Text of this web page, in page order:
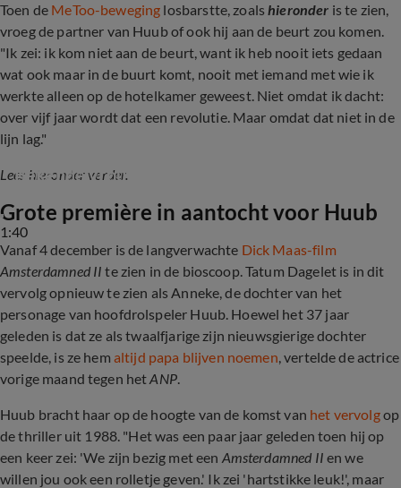
Toen de MeToo-beweging losbarstte, zoalshieronder is te zien,
vroeg de partner van Huub of ook hij aan de beurt zou komen.
"Ik zei: ik kom niet aan de beurt, want ik heb nooit iets gedaan
wat ook maar in de buurt komt, nooit met iemand met wie ik
werkte alleen op de hotelkamer geweest. Niet omdat ik dacht:
over vijf jaar wordt dat een revolutie. Maar omdat dat niet in de
lijn lag."
Lees hieronder verder.
1:40
Bekende vrouwen delen MeToo-ervaringen
Grote première in aantocht voor Huub
Vanaf 4 december is de langverwachte Dick Maas-film
Amsterdamned II te zien in de bioscoop. Tatum Dagelet is in dit
vervolg opnieuw te zien als Anneke, de dochter van het
personage van hoofdrolspeler Huub. Hoewel het 37 jaar
geleden is dat ze als twaalfjarige zijn nieuwsgierige dochter
speelde, is ze hem altijd papa blijven noemen, vertelde de actrice
vorige maand tegen hetANP.
Huub bracht haar op de hoogte van de komst van het vervolgop
de thriller uit 1988. "Het was een paar jaar geleden toen hij op
een keer zei: 'We zijn bezig met een Amsterdamned II en we
willen jou ook een rolletje geven.' Ik zei 'hartstikke leuk!', maar